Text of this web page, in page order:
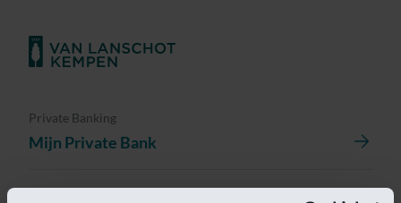
Private Banking
Mijn Private Bank